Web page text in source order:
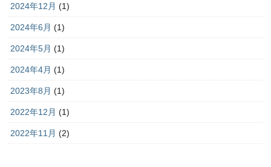
2024年12月 (1)
2024年6月 (1)
2024年5月 (1)
2024年4月 (1)
2023年8月 (1)
2022年12月 (1)
2022年11月 (2)